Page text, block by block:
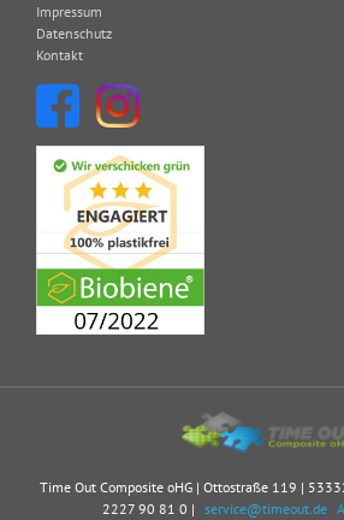
Impressum
Datenschutz
Kontakt
Time Out Composite oHG | Ottostraße 119 |
2227 90 81 0 | service@timeout.de